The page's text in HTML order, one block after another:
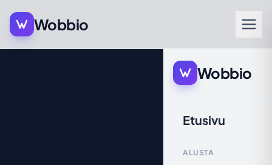
Wobbio
Wobbio
Etusivu
ALUSTA